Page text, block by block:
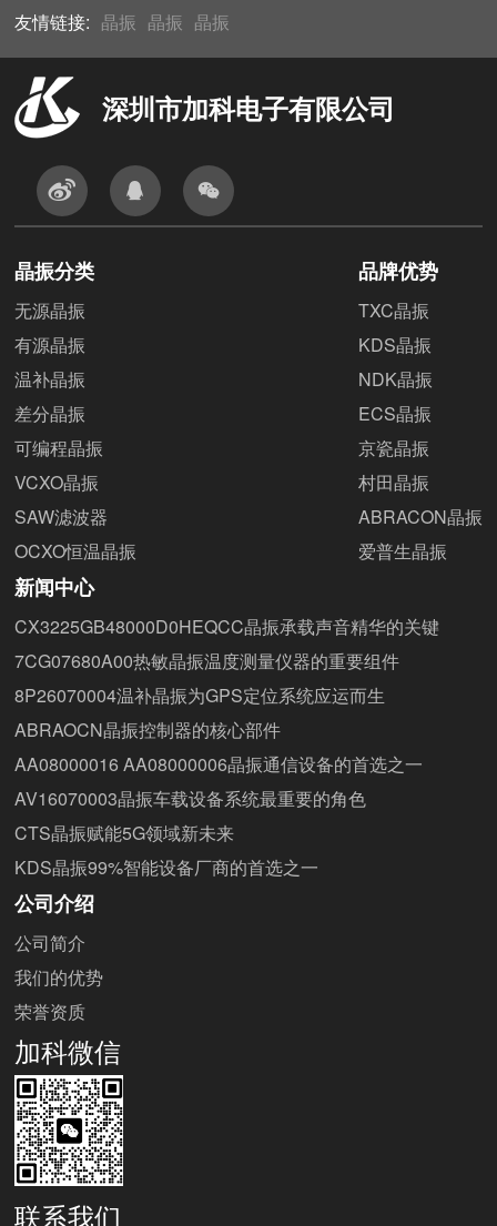
友情链接: 晶振 晶振 晶振
深圳市加科电子有限公司
晶振分类
无源晶振
有源晶振
温补晶振
差分晶振
可编程晶振
VCXO晶振
SAW滤波器
OCXO恒温晶振
品牌优势
TXC晶振
KDS晶振
NDK晶振
ECS晶振
京瓷晶振
村田晶振
ABRACON晶振
爱普生晶振
新闻中心
CX3225GB48000D0HEQCC晶振承载声音精华的关键
7CG07680A00热敏晶振温度测量仪器的重要组件
8P26070004温补晶振为GPS定位系统应运而生
ABRAOCN晶振控制器的核心部件
AA08000016 AA08000006晶振通信设备的首选之一
AV16070003晶振车载设备系统最重要的角色
CTS晶振赋能5G领域新未来
KDS晶振99%智能设备厂商的首选之一
公司介绍
公司简介
我们的优势
荣誉资质
加科微信
联系我们